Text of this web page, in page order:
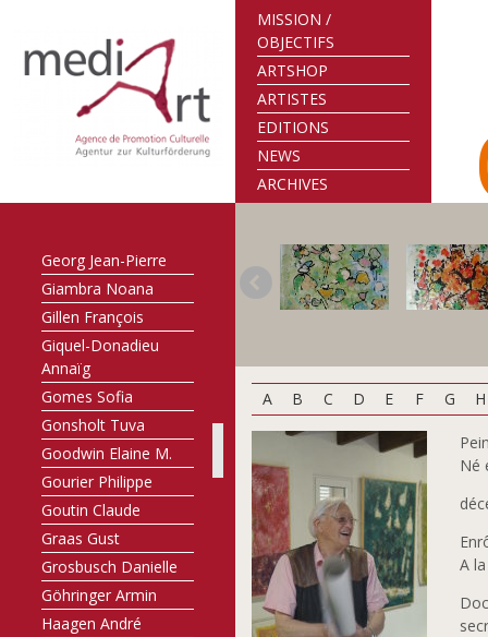
MISSION /
OBJECTIFS
ARTSHOP
ARTISTES
EDITIONS
NEWS
ARCHIVES
Faber-Mirus Maralde
Feinen Misch
Flener-Müller
Mariette
Flick Tom
Freitag Manfred
Georg Jean-Pierre
Giambra Noana
Gillen François
Giquel-Donadieu
Annaïg
Gomes Sofia
Gonsholt Tuva
Goodwin Elaine M.
Gourier Philippe
Goutin Claude
Graas Gust
Grosbusch Danielle
Göhringer Armin
Haagen André
A B C D E F G H
Né
A